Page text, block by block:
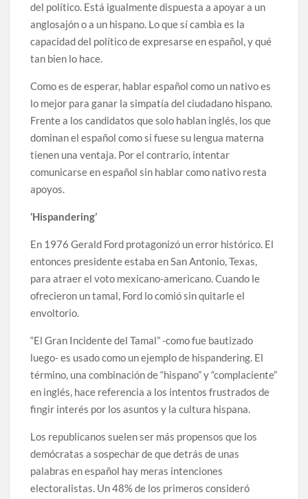
del político. Está igualmente dispuesta a apoyar a un
anglosajón o a un hispano. Lo que sí cambia es la
capacidad del político de expresarse en español, y qué
tan bien lo hace.
Como es de esperar, hablar español como un nativo es
lo mejor para ganar la simpatía del ciudadano hispano.
Frente a los candidatos que solo hablan inglés, los que
dominan el español como si fuese su lengua materna
tienen una ventaja. Por el contrario, intentar
comunicarse en español sin hablar como nativo resta
apoyos.
‘Hispandering’
En 1976 Gerald Ford protagonizó un error histórico. El
entonces presidente estaba en San Antonio, Texas,
para atraer el voto mexicano-americano. Cuando le
ofrecieron un tamal, Ford lo comió sin quitarle el
envoltorio.
“El Gran Incidente del Tamal” -como fue bautizado
luego- es usado como un ejemplo de hispandering. El
término, una combinación de “hispano” y “complaciente”
en inglés, hace referencia a los intentos frustrados de
fingir interés por los asuntos y la cultura hispana.
Los republicanos suelen ser más propensos que los
demócratas a sospechar de que detrás de unas
palabras en español hay meras intenciones
electoralistas. Un 48% de los primeros consideró